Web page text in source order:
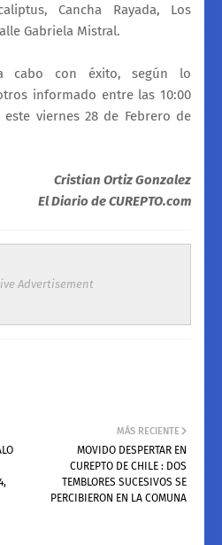
Cancha Rayada, Los
Gabriela Mistral.
cabo con éxito, según lo
informado entre las 10:00
viernes 28 de Febrero de
Cristian Ortiz Gonzalez
El Diario de CUREPTO.com
Advertisement
MÁS RECIENTE
MOVIDO DESPERTAR EN
CUREPTO DE CHILE : DOS
TEMBLORES SUCESIVOS SE
PERCIBIERON EN LA COMUNA